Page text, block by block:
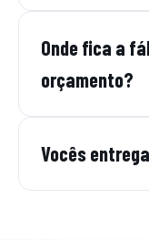
Onde fica a
orçamento?
Vocês